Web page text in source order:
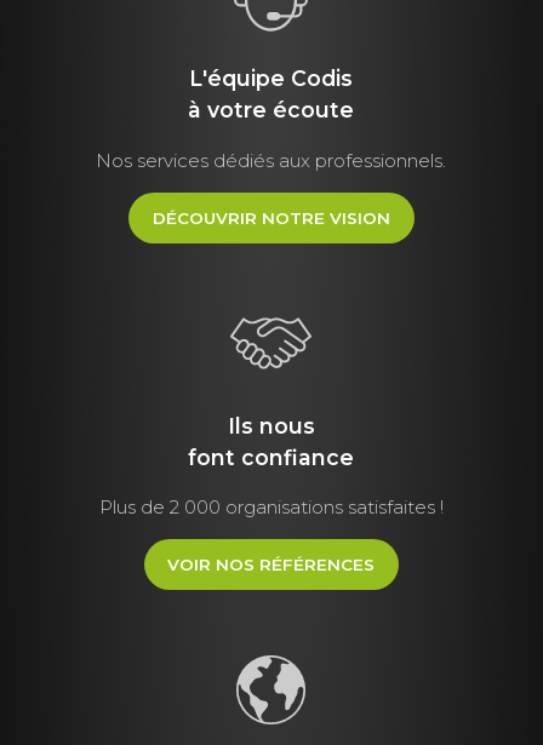
L'équipe Codis
à votre écoute
Nos services dédiés aux professionnels.
DÉCOUVRIR NOTRE VISION
Ils nous
font confiance
Plus de 2 000 organisations satisfaites !
VOIR NOS RÉFÉRENCES